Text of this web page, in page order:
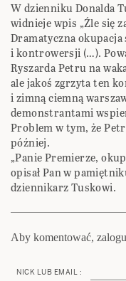
W dzienniku Donalda
widnieje wpis „Źle się
Dramatyczna
i kontrowersji (…).
Ryszarda Petru na
ale jakoś zgrzyta ten
i zimną ciemną
demonstrantami
Problem w tym, że
później.
„Panie Premierze,
opisał Pan w
dziennikarz Tuskowi.
Aby komentować,
NICK LUB EMAIL :